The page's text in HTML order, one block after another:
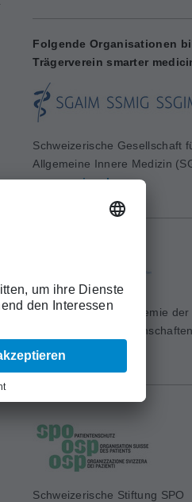
Folgende Organisationen
Trägerverein smarter
Schweizerische Gesellschaft
Allgemeine Innere Medizin
www.sgaim.ch
Schweizerische Akademie der
Medizinischen
www.samw.ch
Schweizerische Stiftung SPO